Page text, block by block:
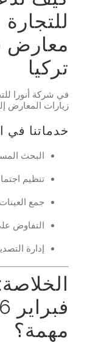
تركيا
في شركة أنورا
زيارات المعارض
خدماتنا في
البحث
تنظيم
جمع
التفاوض
إدارة
مهمة؟